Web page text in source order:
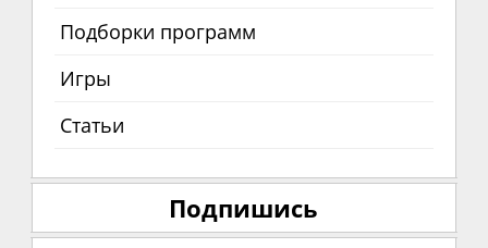
Подборки программ
Игры
Статьи
Подпишись